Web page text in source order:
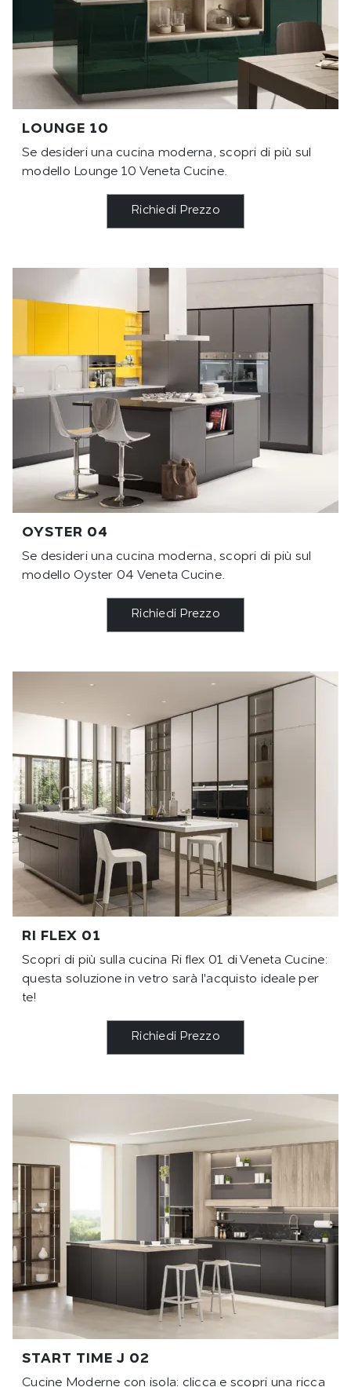
LOUNGE 10
Se desideri una cucina moderna, scopri di più sul
modello Lounge 10 Veneta Cucine.
Richiedi Prezzo
OYSTER 04
Se desideri una cucina moderna, scopri di più sul
modello Oyster 04 Veneta Cucine.
Richiedi Prezzo
RI FLEX 01
Scopri di più sulla cucina Ri flex 01 di Veneta Cucine:
questa soluzione in vetro sarà l'acquisto ideale per
te!
Richiedi Prezzo
START TIME J 02
Cucine Moderne con isola: clicca e scopri una ricca